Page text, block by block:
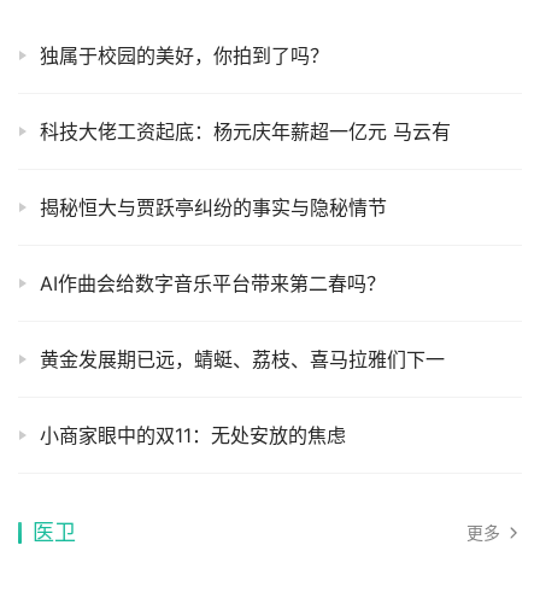
独属于校园的美好，你拍到了吗？
科技大佬工资起底：杨元庆年薪超一亿元 马云有
揭秘恒大与贾跃亭纠纷的事实与隐秘情节
AI作曲会给数字音乐平台带来第二春吗？
黄金发展期已远，蜻蜓、荔枝、喜马拉雅们下一
小商家眼中的双11：无处安放的焦虑
医卫 更多